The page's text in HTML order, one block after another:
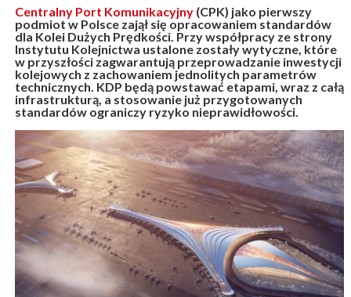
Centralny Port Komunikacyjny(CPK) jako pierwszy
podmiot w Polsce zajął się opracowaniem standardów
dla Kolei Dużych Prędkości. Przy współpracy ze strony
Instytutu Kolejnictwa ustalone zostały wytyczne, które
w przyszłości zagwarantują przeprowadzanie inwestycji
kolejowych z zachowaniem jednolitych parametrów
technicznych. KDP będą powstawać etapami, wraz z całą
infrastrukturą, a stosowanie już przygotowanych
standardów ograniczy ryzyko nieprawidłowości.